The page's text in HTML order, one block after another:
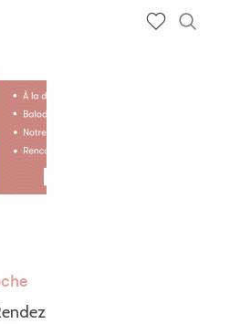
vous sur la côte